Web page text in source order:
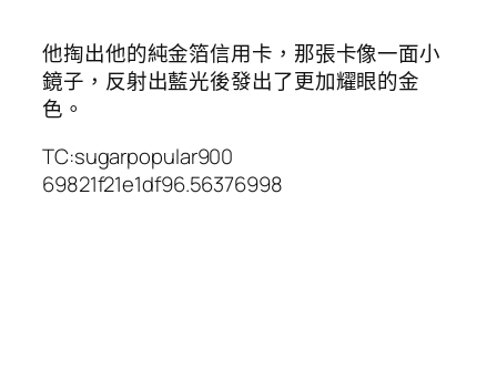
他掏出他的純金箔信用卡，那張卡像一面小
鏡子，反射出藍光後發出了更加耀眼的金
色。
TC:sugarpopular900
69821f21e1df96.56376998